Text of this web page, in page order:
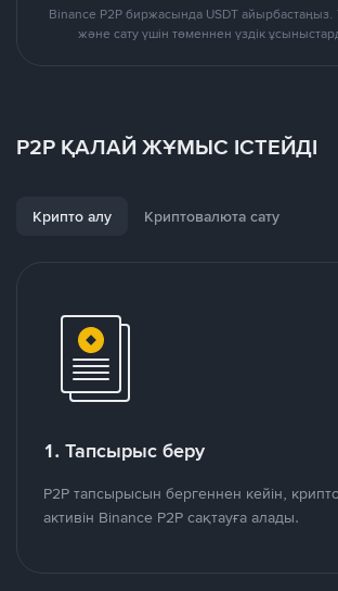
Binance P2P биржасында USDT айырбастаңыз.
және сату үшін төменнен үздік
P2P ҚАЛАЙ ЖҰМЫС ІСТЕЙДІ
Крипто алу Криптовалюта сату
1. Тапсырыс беру
P2P тапсырысын бергеннен кейін,
активін Binance P2P сақтауға алады.